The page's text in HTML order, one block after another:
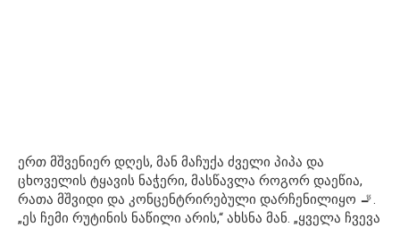
ერთ მშვენიერ დღეს, მან მაჩუქა ძველი პიპა და
ცხოველის ტყავის ნაჭერი, მასწავლა როგორ დაეწია,
რათა მშვიდი და კონცენტრირებული დარჩენილიყო 🚬.
„ეს ჩემი რუტინის ნაწილი არის,“ ახსნა მან. „ყველა ჩვევა